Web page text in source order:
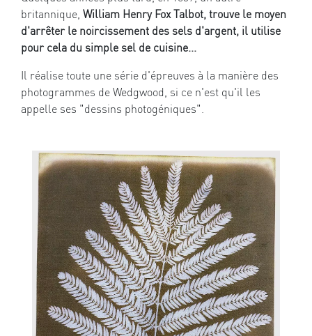
britannique, William Henry Fox Talbot, trouve le moyen
d'arrêter le noircissement des sels d'argent, il utilise
pour cela du simple sel de cuisine...
Il réalise toute une série d'épreuves à la manière des
photogrammes de Wedgwood, si ce n'est qu'il les
appelle ses "dessins photogéniques".